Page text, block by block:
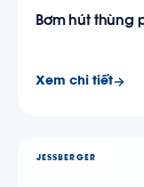
Bơm hút thùng
Xem chi tiết
JESSBERGER